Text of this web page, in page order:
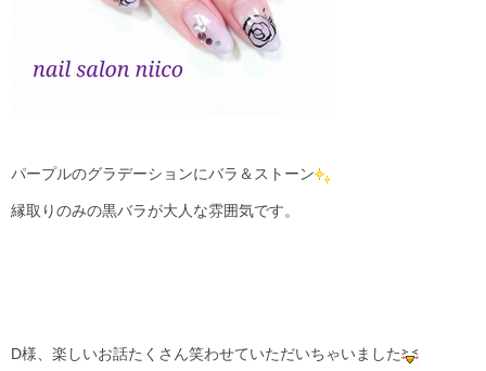
パープルのグラデーションにバラ＆ストーン
縁取りのみの黒バラが大人な雰囲気です。
D様、楽しいお話たくさん笑わせていただいちゃいました